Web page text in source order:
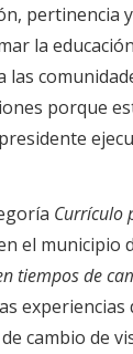
pertinencia
la
las
porque
Currículo
el municipio
tiempos de
cambio de